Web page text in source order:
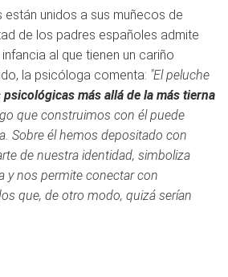
unidos a sus muñecos de
de los padres españoles admite
al que tienen un cariño
la psicóloga comenta: "El peluche
más allá de la más tierna
que construimos con él puede
Sobre él hemos depositado con
de nuestra identidad, simboliza
y nos permite conectar con
que, de otro modo, quizá serían